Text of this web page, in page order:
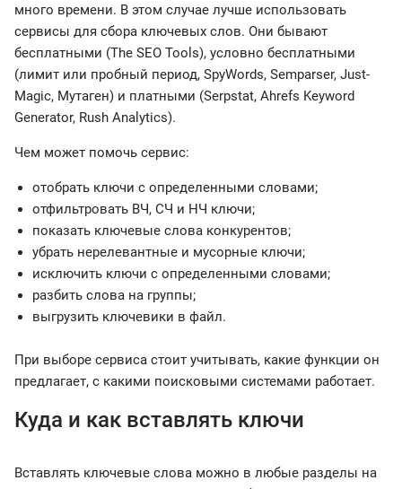
много времени. В этом случае лучше использовать
сервисы для сбора ключевых слов. Они бывают
бесплатными (The SEO Tools), условно бесплатными
(лимит или пробный период, SpyWords, Semparser, Just-
Magic, Мутаген) и платными (Serpstat, Ahrefs Keyword
Generator, Rush Analytics).
Чем может помочь сервис:
отобрать ключи с определенными словами;
отфильтровать ВЧ, СЧ и НЧ ключи;
показать ключевые слова конкурентов;
убрать нерелевантные и мусорные ключи;
исключить ключи с определенными словами;
разбить слова на группы;
выгрузить ключевики в файл.
При выборе сервиса стоит учитывать, какие функции он
предлагает, с какими поисковыми системами работает.
Куда и как вставлять ключи
Вставлять ключевые слова можно в любые разделы на